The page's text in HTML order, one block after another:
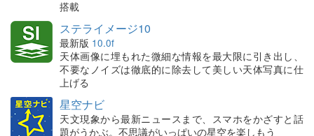
搭載
ステライメージ10
最新版 10.0f
天体画像に埋もれた微細な情報を最大限に引き出し、
不要なノイズは徹底的に除去して美しい天体写真に仕
上げる
星空ナビ
天文現象から最新ニュースまで、スマホをかざすと話
題がうかぶ。不思議がいっぱいの星空を楽しもう